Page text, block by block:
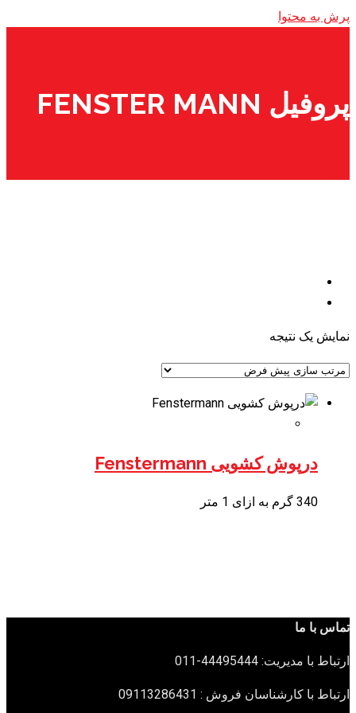
پرش به محتوا
پروفیل FENSTER MANN
نمایش یک نتیجه
درپوش کشویی Fenstermann
340 گرم به ازای 1 متر
تماس با ما
ارتباط با مدیریت: 44495444-011
ارتباط با کارشناسان فروش : 09113286431